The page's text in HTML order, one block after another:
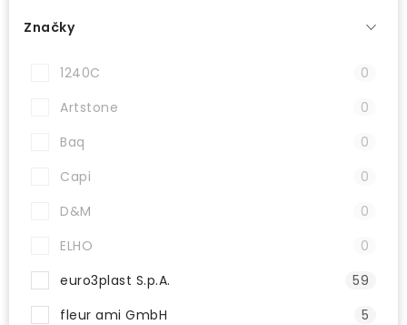
INTERIÉROVÉ DEKORÁCIE
NOVINKY
SUBSTRÁTY A HNOJIVÁ
Značky
1240C
0
Artstone
0
Baq
0
Capi
0
D&M
0
ELHO
0
euro3plast S.p.A.
59
fleur ami GmbH
5